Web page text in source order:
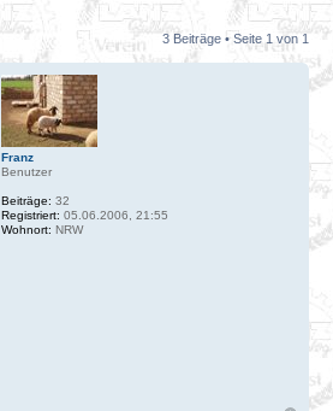
3 Beiträge • Seite 1 von 1
Franz
Benutzer
Beiträge: 32
Registriert: 05.06.2006, 21:55
Wohnort: NRW